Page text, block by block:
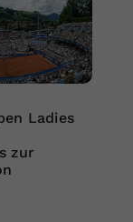
Ladies
zur